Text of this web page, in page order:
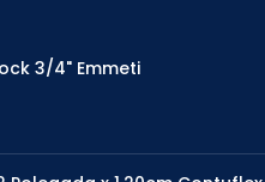
3/4" Emmeti